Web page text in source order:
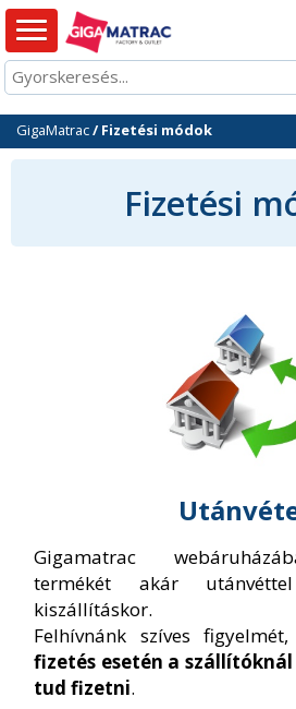
GigaMatrac/ Fizetési módok
Fizetési
Gigamatrac
termékét akár
kiszállításkor.
Felhívnánk szíves
fizetés esetén a szállítóknál
tud fizetni.